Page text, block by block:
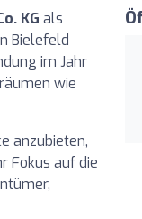
KG als
Bielefeld
im Jahr
wie
anzubieten,
Fokus auf die